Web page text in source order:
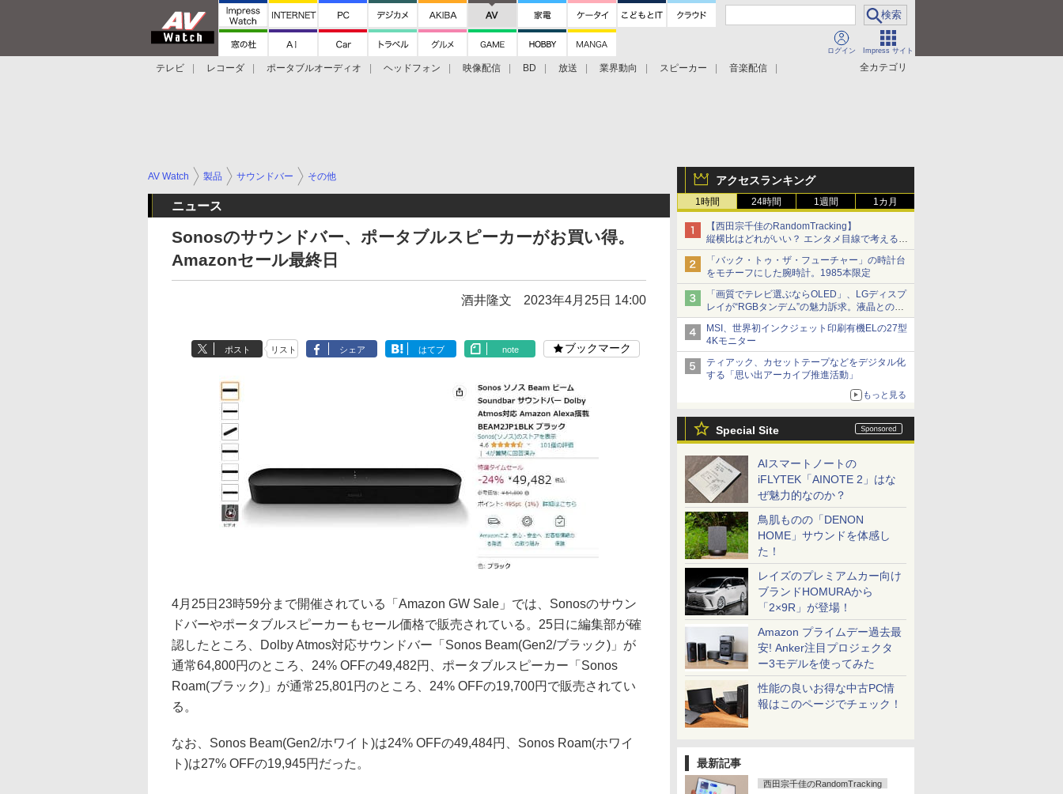
ログイン Impress サイト
全カテゴリ
テレビ レコーダ ポータブルオーディオ ヘッドフォン 映像配信 BD 放送 業界動向 スピーカー
音楽配信
アクセスランキング
1時間 24時間 1週間 1カ月
【西田宗千佳のRandomTracking】
縦横比はどれがいい？ エンタメ目線で考える、
サムスン新「Galaxy Z Fold」
「バック・トゥ・ザ・フューチャー」の時計台
をモチーフにした腕時計。1985本限定
「画質でテレビ選ぶならOLED」、LGディスプ
レイが“RGBタンデム”の魅力訴求。液晶とのガ
チ比較も
MSI、世界初インクジェット印刷有機ELの27型
4Kモニター
ティアック、カセットテープなどをデジタル化
する「思い出アーカイブ推進活動」
もっと見る
Special Site
AIスマートノートの
iFLYTEK「AINOTE 2」はな
ぜ魅力的なのか？
鳥肌ものの「DENON
HOME」サウンドを体感し
た！
レイズのプレミアムカー向け
ブランドHOMURAから
「2×9R」が登場！
Amazon プライムデー過去最
安! Anker注目プロジェクタ
ー3モデルを使ってみた
性能の良いお得な中古PC情
報はこのページでチェック！
最新記事
西田宗千佳のRandomTracking
AV Watch 製品 サウンドバー その他
ニュース
Sonosのサウンドバー、ポータブルスピーカーがお買い得。
Amazonセール最終日
酒井隆文 2023年4月25日 14:00
ポスト リスト シェア はてブ note ブックマーク
4月25日23時59分まで開催されている「Amazon GW Sale」では、Sonosのサウン
ドバーやポータブルスピーカーもセール価格で販売されている。25日に編集部が確
認したところ、Dolby Atmos対応サウンドバー「Sonos Beam(Gen2/ブラック)」が
通常64,800円のところ、24% OFFの49,482円、ポータブルスピーカー「Sonos
Roam(ブラック)」が通常25,801円のところ、24% OFFの19,700円で販売されてい
る。
なお、Sonos Beam(Gen2/ホワイト)は24% OFFの49,484円、Sonos Roam(ホワイ
ト)は27% OFFの19,945円だった。